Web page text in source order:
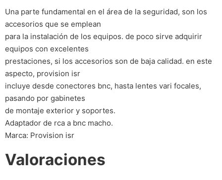
Una parte fundamental en el área de la seguridad, son los
accesorios que se emplean
para la instalación de los equipos. de poco sirve adquirir
equipos con excelentes
prestaciones, si los accesorios son de baja calidad. en este
aspecto, provision isr
incluye desde conectores bnc, hasta lentes vari focales,
pasando por gabinetes
de montaje exterior y soportes.
Adaptador de rca a bnc macho.
Marca: Provision isr
Valoraciones